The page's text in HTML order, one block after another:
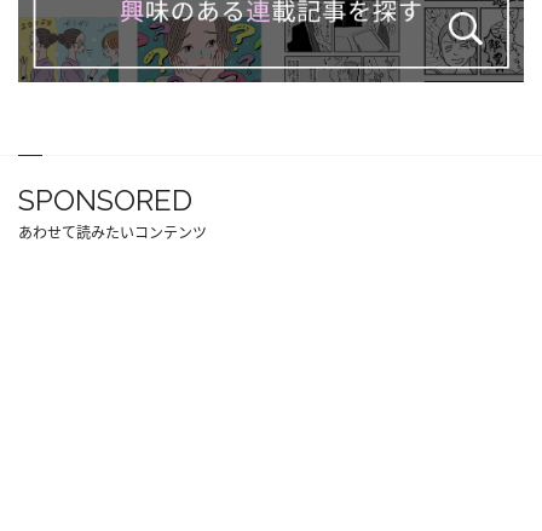
SPONSORED
あわせて読みたいコンテンツ